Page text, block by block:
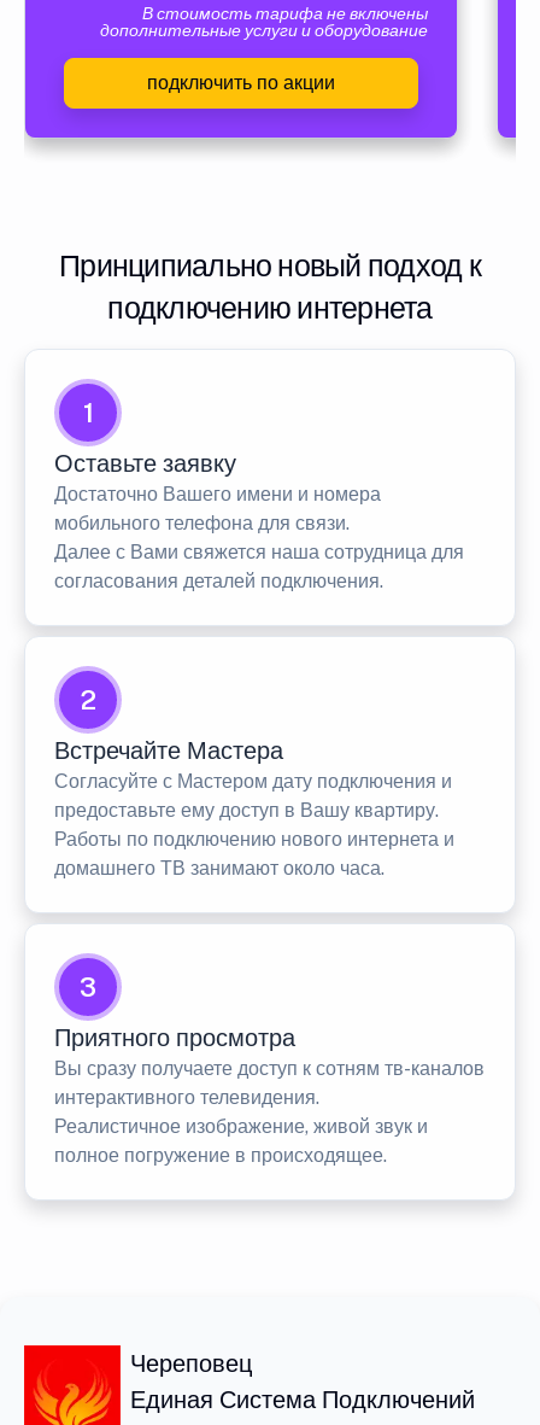
В стоимость тарифа не включены
дополнительные услуги и оборудование
подключить по акции
Принципиально новый подход к
подключению интернета
1
Оставьте заявку
Достаточно Вашего имени и номера
мобильного телефона для связи.
Далее с Вами свяжется наша сотрудница для
согласования деталей подключения.
2
Встречайте Мастера
Согласуйте с Мастером дату подключения и
предоставьте ему доступ в Вашу квартиру.
Работы по подключению нового интернета и
домашнего ТВ занимают около часа.
3
Приятного просмотра
Вы сразу получаете доступ к сотням тв-каналов
интерактивного телевидения.
Реалистичное изображение, живой звук и
полное погружение в происходящее.
Череповец
Единая Система Подключений